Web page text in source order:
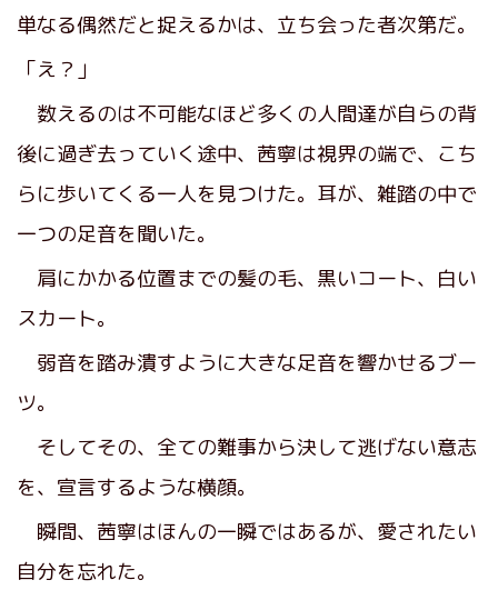
単なる偶然だと捉えるかは、立ち会った者次第だ。
「え？」
数えるのは不可能なほど多くの人間達が自らの背
後に過ぎ去っていく途中、茜寧は視界の端で、こち
らに歩いてくる一人を見つけた。耳が、雑踏の中で
一つの足音を聞いた。
肩にかかる位置までの髪の毛、黒いコート、白い
スカート。
弱音を踏み潰すように大きな足音を響かせるブー
ツ。
そしてその、全ての難事から決して逃げない意志
を、宣言するような横顔。
瞬間、茜寧はほんの一瞬ではあるが、愛されたい
自分を忘れた。